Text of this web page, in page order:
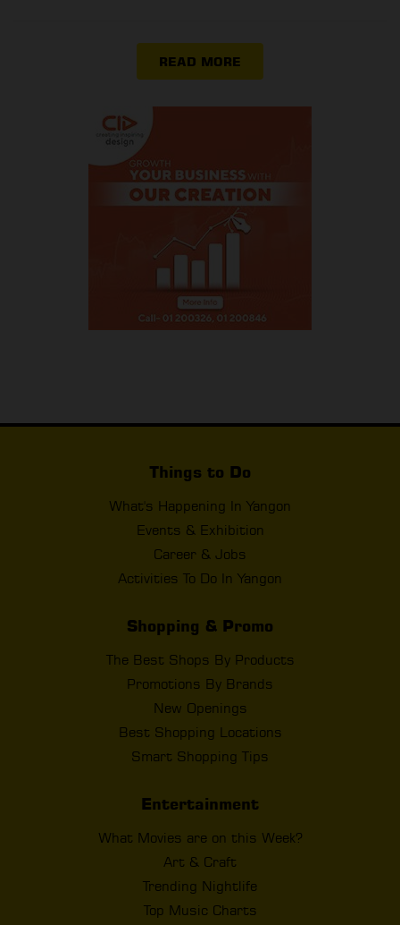
READ MORE
Things to Do
What's Happening In Yangon
Events & Exhibition
Career & Jobs
Activities To Do In Yangon
Shopping & Promo
The Best Shops By Products
Promotions By Brands
New Openings
Best Shopping Locations
Smart Shopping Tips
Entertainment
What Movies are on this Week?
Art & Craft
Trending Nightlife
Top Music Charts